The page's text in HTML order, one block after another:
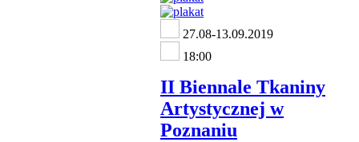
27.08-13.09.2019
18:00
II Biennale Tkaniny
Artystycznej w
Poznaniu